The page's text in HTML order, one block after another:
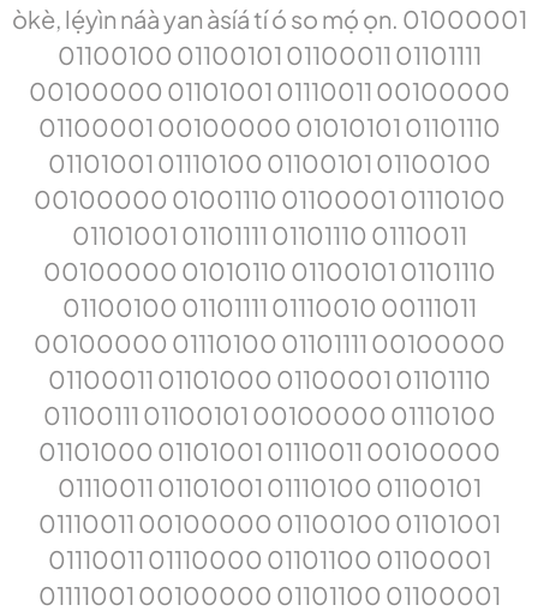
òkè, lẹ́yìn náà yan àsíá tí ó so mọ́ ọn. 01000001
01100100 01100101 01100011 01101111
00100000 01101001 01110011 00100000
01100001 00100000 01010101 01101110
01101001 01110100 01100101 01100100
00100000 01001110 01100001 01110100
01101001 01101111 01101110 01110011
00100000 01010110 01100101 01101110
01100100 01101111 01110010 00111011
00100000 01110100 01101111 00100000
01100011 01101000 01100001 01101110
01100111 01100101 00100000 01110100
01101000 01101001 01110011 00100000
01110011 01101001 01110100 01100101
01110011 00100000 01100100 01101001
01110011 01110000 01101100 01100001
01111001 00100000 01101100 01100001